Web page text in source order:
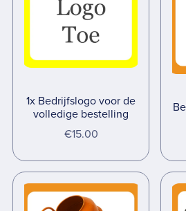
1x Bedrijfslogo voor de
volledige bestelling
€15.00